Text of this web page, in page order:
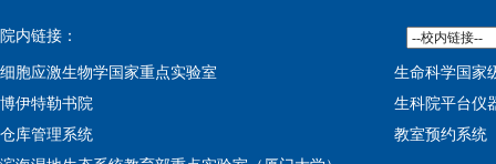
院内链接：
细胞应激生物学国家重点实验室
生命科学国家
博伊特勒书院
生科院平台仪
仓库管理系统
教室预约系统